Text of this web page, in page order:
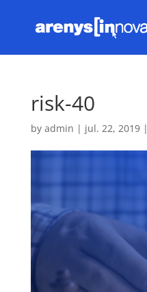
risk-40
by admin | jul. 22, 2019|